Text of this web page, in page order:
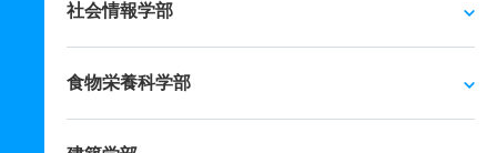
社会情報学部
食物栄養科学部